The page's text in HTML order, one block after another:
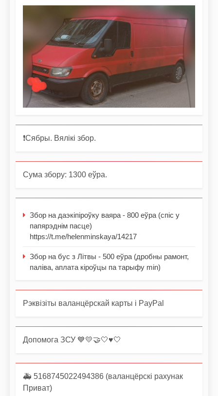
❗️Сябры. Вялікі збор.
Сума збору: 1300 еўра.
Збор на даэкіпіроўку ваяра - 800 еўра (спіс у
папярэднім пасце)
https://t.me/helenminskaya/14217
Збор на бус з Літвы - 500 еўра (дробны рамонт,
паліва, аплата кіроўцы па тарыфу min)
Рэквізіты валанцёрскай карты і PayPal
Допомога ЗСУ 💙💛🤝🤍♥️🤍
🚑 5168745022494386 (валанцёрскі рахунак
Приват)